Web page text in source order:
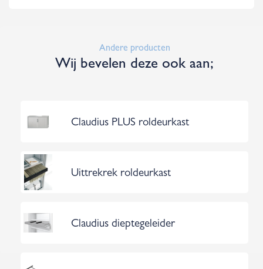
Andere producten
Wij bevelen deze ook aan;
Claudius PLUS roldeurkast
Uittrekrek roldeurkast
Claudius dieptegeleider